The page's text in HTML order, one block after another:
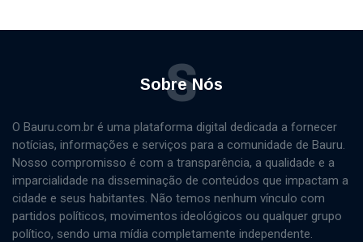
Sobre Nós
S
O Bauru.com.br é uma plataforma digital dedicada a fornecer
notícias, informações e serviços para a comunidade de Bauru.
Nosso compromisso é com a transparência, a qualidade e a
imparcialidade na disseminação de conteúdos que impactam a
cidade e seus habitantes. Não temos nenhum vínculo com
partidos políticos, movimentos ideológicos ou qualquer grupo
político, sendo uma mídia completamente independente.